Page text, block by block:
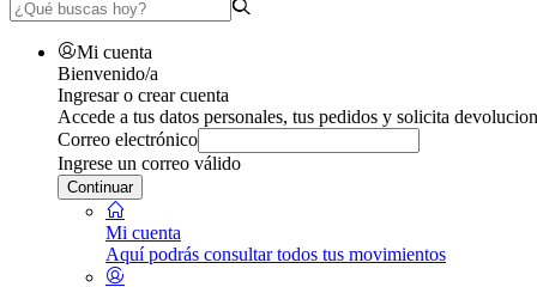
Mi cuenta
Bienvenido/a
Ingresar o crear cuenta
Accede a tus datos personales, tus pedidos y solicita
Correo electrónico
Ingrese un correo válido
Continuar
Mi cuenta
Aquí podrás consultar todos tus movimientos